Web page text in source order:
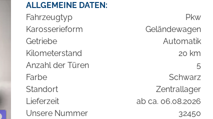
ALLGEMEINE DATEN:
Fahrzeugtyp
Pkw
Karosserieform
Geländewagen
Getriebe
Automatik
Kilometerstand
20 km
Anzahl der Türen
5
Farbe
Schwarz
Standort
Zentrallager
Lieferzeit
ab ca. 06.08.2026
Unsere Nummer
32450